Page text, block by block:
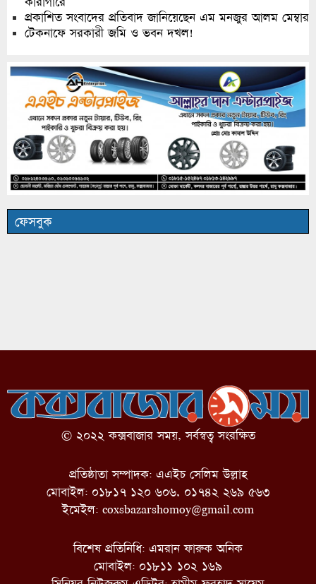
প্রকাশিত সংবাদের প্রতিবাদ জানিয়েছেন এম মনজুর আলম মেম্বার
টেকনাফে সরকারী জমি ও ভবন দখল!
ফেসবুক
© ২০২২ কক্সবাজার সময়, সর্বস্বত্ব সংরক্ষিত
প্রতিষ্ঠাতা সম্পাদক: এএইচ সেলিম উল্লাহ
মোবাইল: ০১৮১৭ ১২০ ৬০৬, ০১৭৪২ ২৬৯ ৫৬৩
ইমেইল: coxsbazarshomoy@gmail.com
বিশেষ প্রতিনিধি: এমরান ফারুক অনিক
মোবাইল: ০১৮১১ ১০২ ১৬৯